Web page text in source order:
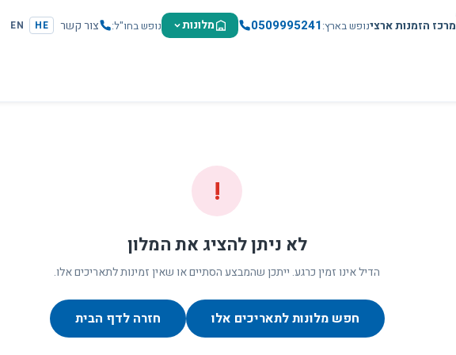
מרכז הזמנות ארצינופש בארץ 0509995241 מלונות נופש בחו"ל צור קשר HE
EN
!
לא ניתן להציג את המלון
הדיל אינו זמין כרגע. ייתכן שהמבצע הסתיים או שאין זמינות לתאריכים אלו.
חפש מלונות לתאריכים אלו חזרה לדף הבית